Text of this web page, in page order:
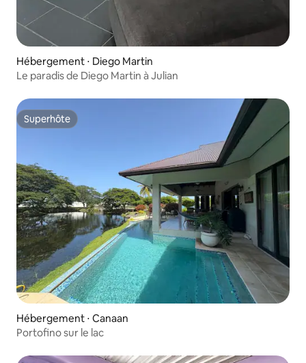
Hébergement ⋅ Diego Martin
Le paradis de Diego Martin à Julian
Superhôte
Superhôte
Hébergement ⋅ Canaan
Portofino sur le lac